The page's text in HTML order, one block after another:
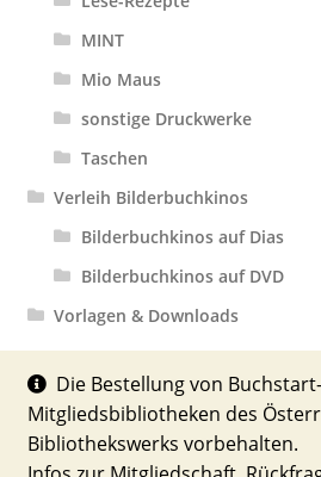
Die Bestellung von
Mitgliedsbibliotheken des
Bibliothekswerks vorbehalten.
MINT
Mio Maus
sonstige Druckwerke
Taschen
Verleih Bilderbuchkinos
Bilderbuchkinos auf Dias
Bilderbuchkinos auf DVD
Vorlagen & Downloads